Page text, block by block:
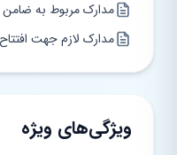
مدارک مربوط به
مدارک لازم جهت
ویژگی‌های ویژه